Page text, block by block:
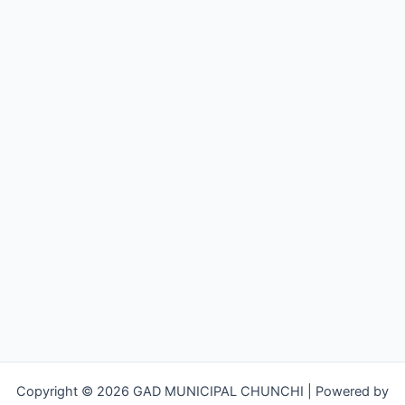
Copyright © 2026 GAD MUNICIPAL CHUNCHI | Powered by